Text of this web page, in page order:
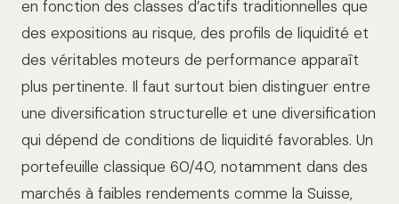
en fonction des classes d’actifs traditionnelles que
des expositions au risque, des profils de liquidité et
des véritables moteurs de performance apparaît
plus pertinente. Il faut surtout bien distinguer entre
une diversification structurelle et une diversification
qui dépend de conditions de liquidité favorables. Un
portefeuille classique 60/40, notamment dans des
marchés à faibles rendements comme la Suisse,